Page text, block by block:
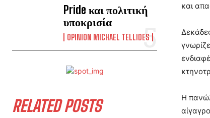
Pride και πολιτική
υποκρισία
OPINION MICHAEL TELLIDES
RELATED POSTS
και
Η